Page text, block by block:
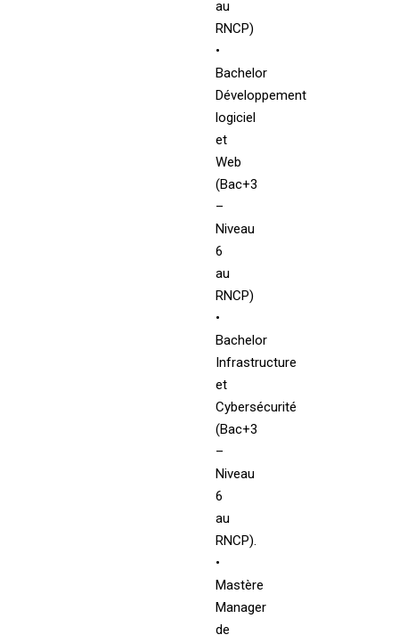
au
RNCP)
•
Bachelor
Développement
logiciel
et
Web
(Bac+3
–
Niveau
6
au
RNCP)
•
Bachelor
Infrastructure
et
Cybersécurité
(Bac+3
–
Niveau
6
au
RNCP).
•
Mastère
Manager
de